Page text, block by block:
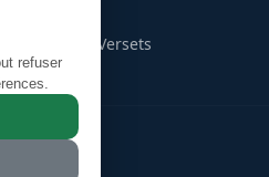
& Versets
sud.com
refuser